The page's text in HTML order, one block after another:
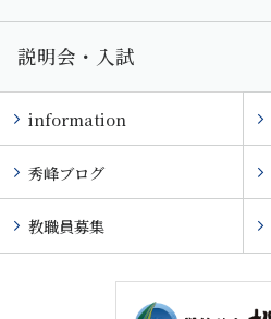
説明会・入試
information
秀峰ブログ
教職員募集